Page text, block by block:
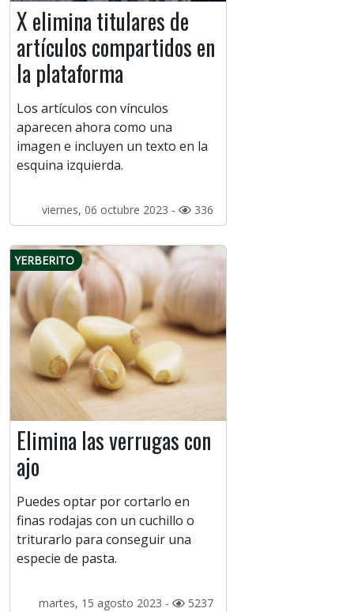
X elimina titulares de
artículos compartidos en
la plataforma
Los artículos con vínculos
aparecen ahora como una
imagen e incluyen un texto en la
esquina izquierda.
viernes, 06 octubre 2023 - 336
YERBERITO
Elimina las verrugas con
ajo
Puedes optar por cortarlo en
finas rodajas con un cuchillo o
triturarlo para conseguir una
especie de pasta.
martes, 15 agosto 2023 - 5237